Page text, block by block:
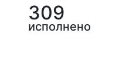
309
исполнено